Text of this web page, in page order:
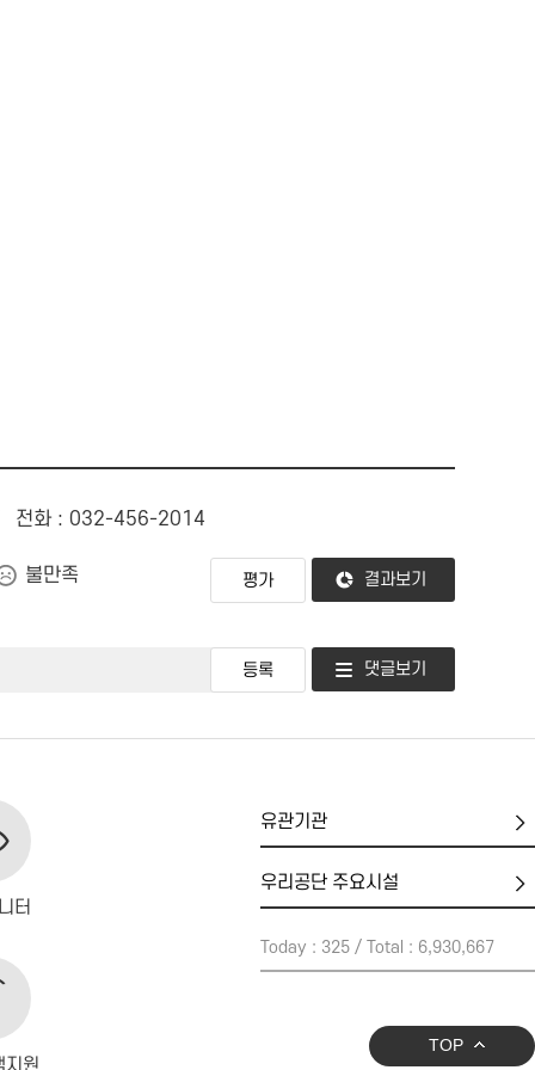
전화 : 032-456-2014
불만족
결과보기
댓글보기
터
지원
유
관
우
단
주
Today : 325 / Total : 6,930,667
TOP